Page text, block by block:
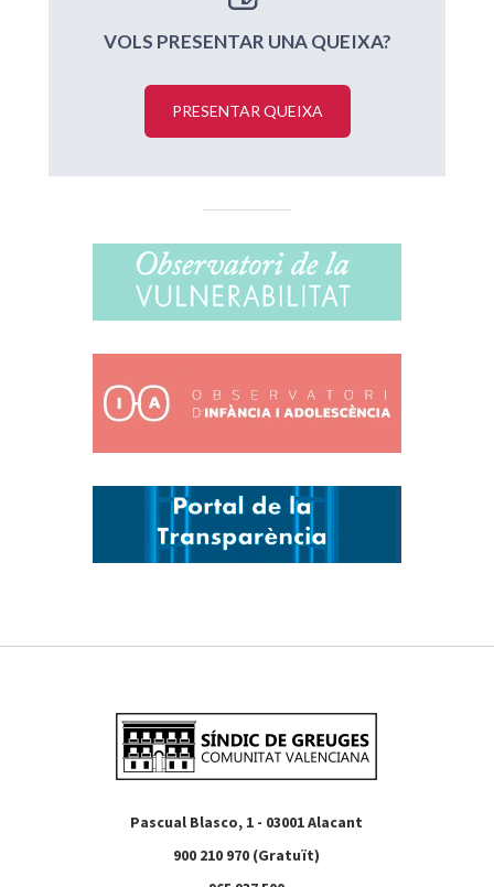
VOLS PRESENTAR UNA QUEIXA?
PRESENTAR QUEIXA
Pascual Blasco, 1 - 03001 Alacant
900 210 970 (Gratuït)